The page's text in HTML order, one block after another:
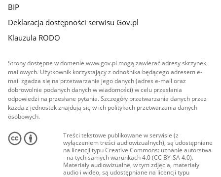
BIP
Deklaracja dostępności serwisu Gov.pl
Klauzula RODO
Strony dostępne w domenie www.gov.pl mogą zawierać adresy skrzynek
mailowych. Użytkownik korzystający z odnośnika będącego adresem e-
mail zgadza się na przetwarzanie jego danych (adres e-mail oraz
dobrowolnie podanych danych w wiadomości) w celu przesłania
odpowiedzi na przesłane pytania. Szczegóły przetwarzania danych przez
każdą z jednostek znajdują się w ich politykach przetwarzania danych
osobowych.
Treści tekstowe publikowane w serwisie (z
wyłączeniem treści audiowizualnych), są udostępniane
na licencji typu Creative Commons: uznanie autorstwa
- na tych samych warunkach 4.0 (CC BY-SA 4.0).
Materiały audiowizualne, w tym zdjęcia, materiały
audio i wideo, są udostępniane na licencji typu